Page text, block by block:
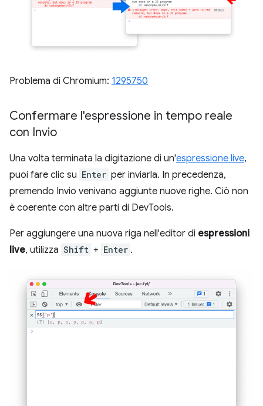
Problema di Chromium: 1295750
Confermare l'espressione in tempo reale
con Invio
Una volta terminata la digitazione di un'espressione live,
puoi fare clic su Enter per inviarla. In precedenza,
premendo Invio venivano aggiunte nuove righe. Ciò non
è coerente con altre parti di DevTools.
Per aggiungere una nuova riga nell'editor di espressioni
live, utilizza Shift + Enter .